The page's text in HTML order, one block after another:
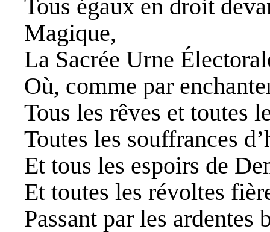
Tous égaux en droit
Magique,
La Sacrée Urne
Où, comme par
Tous les rêves et toutes
Toutes les souffrances
Et tous les espoirs de
Et toutes les révoltes
Passant par les ardentes